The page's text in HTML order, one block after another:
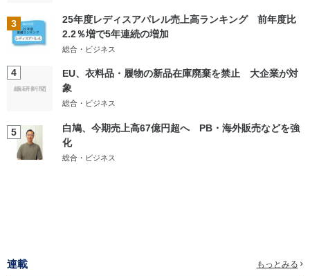
3
25年度レディスアパレル売上高ランキング 前年度比
2.2％増で5年連続の増加
総合・ビジネス
4
EU、衣料品・履物の新品在庫廃棄を禁止 大企業が対
象
総合・ビジネス
5
白鳩、今期売上高67億円超へ PB・海外販売などを強
化
総合・ビジネス
連載 もっとみる